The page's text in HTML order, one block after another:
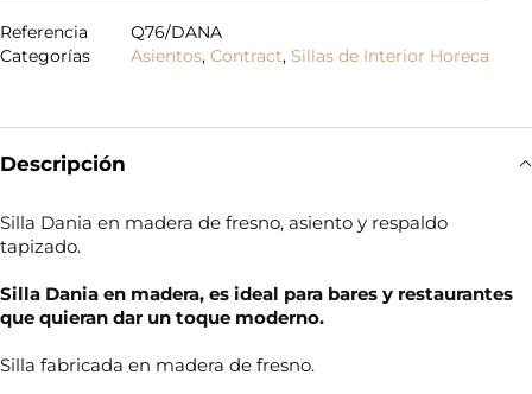
Referencia
Q76/DANA
Categorías
Asientos, Contract, Sillas de Interior Horeca
Descripción
Silla Dania en madera de fresno, asiento y respaldo
tapizado.
Silla Dania en madera, es ideal para bares y restaurantes
que quieran dar un toque moderno.
Silla fabricada en madera de fresno.